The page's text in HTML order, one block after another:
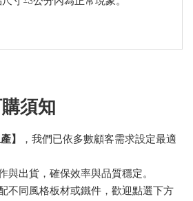
購須知
】
，我們已依多數顧客需求設定最適
與出貨，確保效率與品質穩定。
不同風格板材或鐵件，歡迎點選下方